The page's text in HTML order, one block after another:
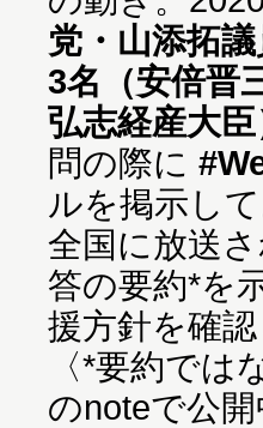
党・山添拓議
3名（安倍晋
弘志経産大臣
問の際に
ルを掲示し
全国に放送
答の要約*を
援方針を確認
〈*要約で
のnoteで公